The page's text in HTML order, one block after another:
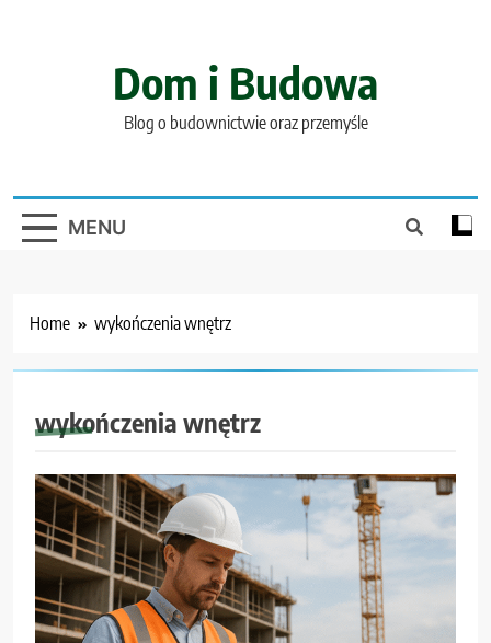
Dom i Budowa
Blog o budownictwie oraz przemyśle
MENU
Home wykończenia wnętrz
wykończenia wnętrz